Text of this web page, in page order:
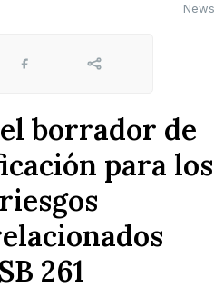
News
Facebook Share
borrador de
para los
261